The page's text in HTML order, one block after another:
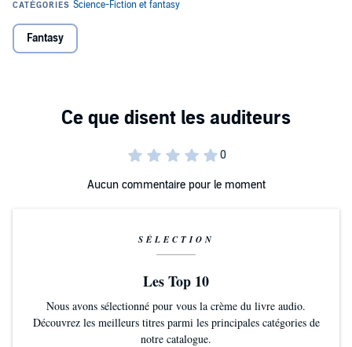
Fantasy
Aucun commentaire pour le moment
SÉLECTION
Les Top 10
Nous avons sélectionné pour vous la crème du livre audio.
Découvrez les meilleurs titres parmi les principales catégories de
notre catalogue.